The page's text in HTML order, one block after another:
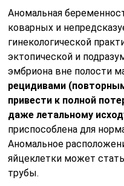
Аномальная
коварных и
гинекологической
эктопической и
эмбриона вне полости
рецидивами
привести к полной
даже летальному
приспособлена для
Аномальное
яйцеклетки может
трубы.